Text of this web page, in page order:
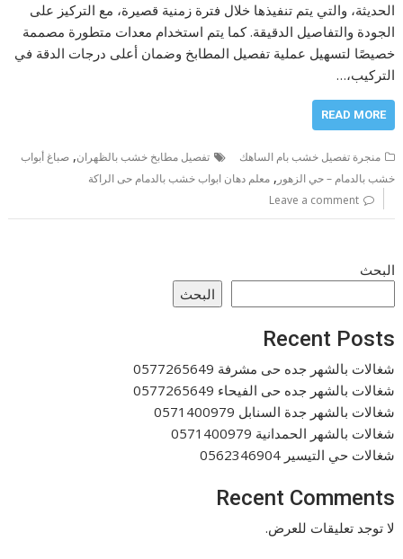
الحديثة، والتي يتم تنفيذها خلال فترة زمنية قصيرة، مع التركيز على
الجودة والتفاصيل الدقيقة. كما يتم استخدام معدات متطورة مصممة
خصيصًا لتسهيل عملية تفصيل المطابخ وضمان أعلى درجات الدقة في
التركيب،…
READ MORE
منجرة تفصيل خشب بام الساهك تفصيل مطابخ خشب بالظهران,صباغ أبواب
خشب بالدمام – حي الزهور ,معلم دهان ابواب خشب بالدمام حى الراكة
Leave a comment
البحث
البحث
Recent Posts
شغالات بالشهر جده حى مشرفة 0577265649
شغالات بالشهر جده حى الفيحاء 0577265649
شغالات بالشهر جدة السنابل 0571400979
شغالات بالشهر الحمدانية 0571400979
شغالات حي التيسير 0562346904
Recent Comments
لا توجد تعليقات للعرض.